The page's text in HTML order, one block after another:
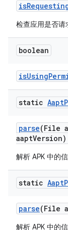
is
检查应用是否请
boolean
isUsing
static Aapt
parse(File
aaptVersion)
解析 APK 中的信
static Aapt
parse(File
解析 APK 中的信